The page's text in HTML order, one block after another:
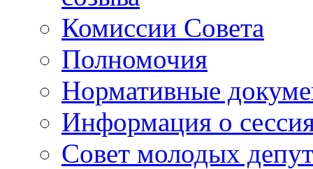
Комиссии Совета
Полномочия
Нормативные
Информация о
Совет молодых